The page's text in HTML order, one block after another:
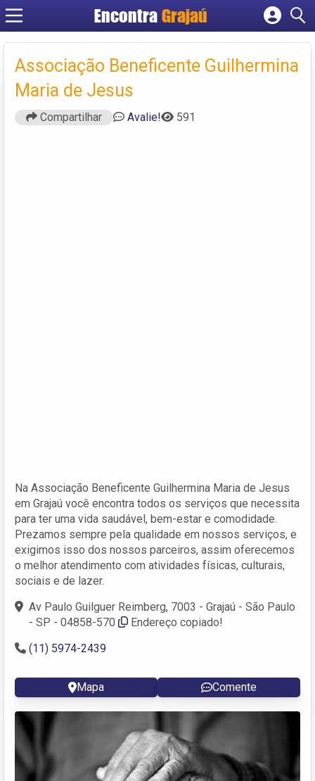
Encontra Grajaú
Cadastrar empresa
Fazer login
Criar conta
Associação Beneficente Guilhermina
Maria de Jesus
Compartilhar Avalie! 591
Na Associação Beneficente Guilhermina Maria de Jesus
em Grajaú você encontra todos os serviços que necessita
para ter uma vida saudável, bem-estar e comodidade.
Prezamos sempre pela qualidade em nossos serviços, e
exigimos isso dos nossos parceiros, assim oferecemos
o melhor atendimento com atividades físicas, culturais,
sociais e de lazer.
Av Paulo Guilguer Reimberg, 7003 - Grajaú - São Paulo
- SP - 04858-570
Endereço copiado!
(11) 5974-2439
Mapa Comente